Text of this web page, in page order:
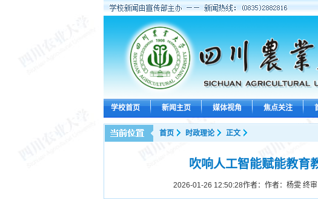
学校首页 新闻主页 媒体视角 焦点关注
首页 时政理论 正文
吹响人工智能赋能教育
2026-01-26 12:50:28作者：作者：杨雯 终